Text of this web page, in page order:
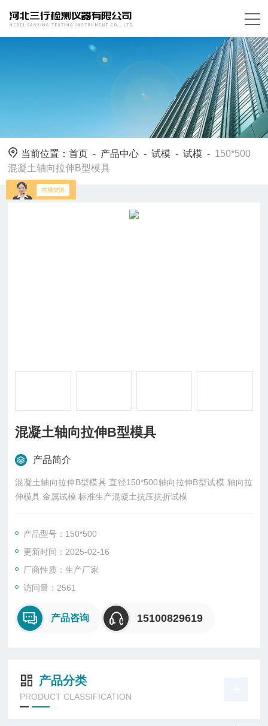
当前位置：首页 - 产品中心 -试模 -试模 - 150*500
混凝土轴向拉伸B型模具
混凝土轴向拉伸B型模具
产品简介
混凝土轴向拉伸B型模具 直径150*500轴向拉伸B型试模 轴向拉
伸模具 金属试模 标准生产混凝土抗压抗折试模
产品型号：150*500
更新时间：2025-02-16
厂商性质：生产厂家
访问量：2561
产品咨询 15100829619
产品分类
PRODUCT CLASSIFICATION